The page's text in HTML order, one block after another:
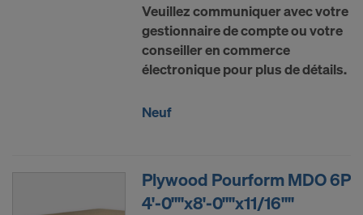
Veuillez communiquer avec votre
gestionnaire de compte ou votre
conseiller en commerce
électronique pour plus de détails.
Neuf
Plywood Pourform MDO 6P
4'-0""x8'-0""x11/16""